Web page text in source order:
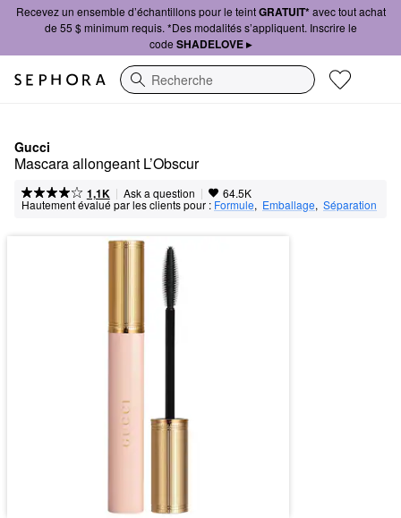
Recevez un ensemble d’échantillons pour le teintGRATUIT*avec tout achat
de 55 $ minimum requis. *Des modalités s’appliquent. Inscrire le
code SHADELOVE ▸
Recherche
Gucci
Mascara allongeant L’Obscur
1,1K | Ask a question | 64.5K
Hautement évalué par les clients pour : Formule, Emballage, Séparation